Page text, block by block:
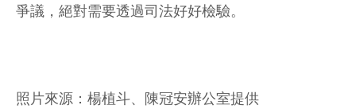
爭議，絕對需要透過司法好好檢驗。
照片來源：楊植斗、陳冠安辦公室提供